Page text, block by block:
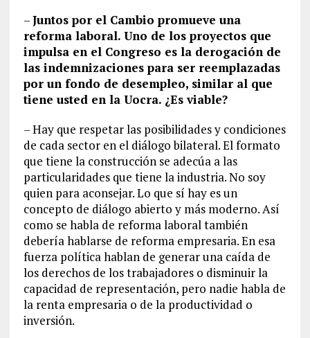
–Juntos por el Cambio promueve una
reforma laboral. Uno de los proyectos que
impulsa en el Congreso es la derogación de
las indemnizaciones para ser reemplazadas
por un fondo de desempleo, similar al que
tiene usted en la Uocra. ¿Es viable?
– Hay que respetar las posibilidades y condiciones
de cada sector en el diálogo bilateral. El formato
que tiene la construcción se adecúa a las
particularidades que tiene la industria. No soy
quien para aconsejar. Lo que sí hay es un
concepto de diálogo abierto y más moderno. Así
como se habla de reforma laboral también
debería hablarse de reforma empresaria. En esa
fuerza política hablan de generar una caída de
los derechos de los trabajadores o disminuir la
capacidad de representación, pero nadie habla de
la renta empresaria o de la productividad o
inversión.